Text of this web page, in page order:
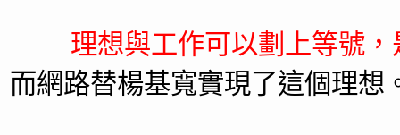
理想與工作可以劃上等號
而網路替楊基寬實現了這個理想